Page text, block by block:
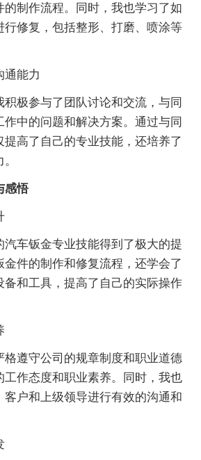
的制作流程。同时，我也学习了如
行修复，包括整形、打磨、喷涂等
能力
极参与了团队讨论和交流，与同
中的问题和解决方案。通过与同
高了自己的专业技能，还培养了
悟
车钣金专业技能得到了极大的提
金件的制作和修复流程，还学会了
备和工具，提高了自己的实际操作
遵守公司的规章制度和职业道德
工作态度和职业素养。同时，我也
客户和上级领导进行有效的沟通和